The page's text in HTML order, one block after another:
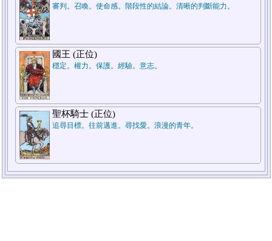
審判。召喚。使命感。階段性的結論。清晰的判斷能力。
國王 (正位)
穩定。權力。保護。經驗。意志。
聖杯騎士 (正位)
追尋目標。往前邁進。尋找愛。浪漫的青年。